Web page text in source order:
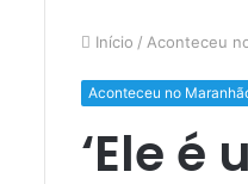
Início / Aconteceu
Aconteceu no
‘Ele